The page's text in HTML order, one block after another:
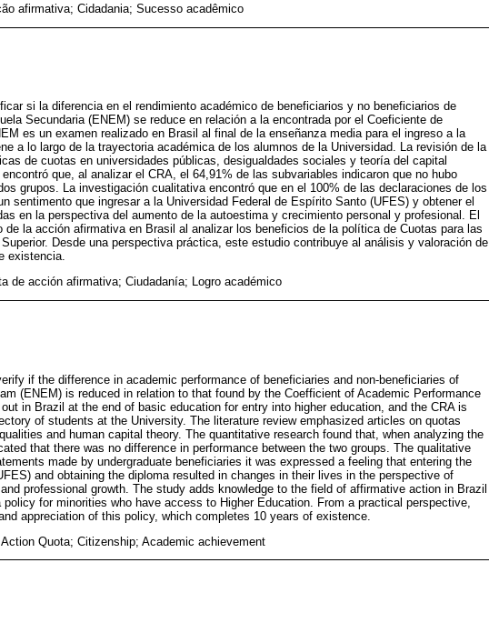
afirmativa; Cidadania; Sucesso acadêmico
si la diferencia en el rendimiento académico de beneficiarios y no beneficiarios de
Secundaria (ENEM) se reduce en relación a la encontrada por el Coeficiente de
es un examen realizado en Brasil al final de la enseñanza media para el ingreso a la
a lo largo de la trayectoria académica de los alumnos de la Universidad. La revisión de la
de cuotas en universidades públicas, desigualdades sociales y teoría del capital
que, al analizar el CRA, el 64,91% de las subvariables indicaron que no hubo
grupos. La investigación cualitativa encontró que en el 100% de las declaraciones de los
sentimento que ingresar a la Universidad Federal de Espírito Santo (UFES) y obtener el
en la perspectiva del aumento de la autoestima y crecimiento personal y profesional. El
de la acción afirmativa en Brasil al analizar los beneficios de la política de Cuotas para las
Desde una perspectiva práctica, este estudio contribuye al análisis y valoración de
existencia.
de acción afirmativa; Ciudadanía; Logro académico
if the difference in academic performance of beneficiaries and non-beneficiaries of
(ENEM) is reduced in relation to that found by the Coefficient of Academic Performance
in Brazil at the end of basic education for entry into higher education, and the CRA is
of students at the University. The literature review emphasized articles on quotas
and human capital theory. The quantitative research found that, when analyzing the
that there was no difference in performance between the two groups. The qualitative
made by undergraduate beneficiaries it was expressed a feeling that entering the
and obtaining the diploma resulted in changes in their lives in the perspective of
professional growth. The study adds knowledge to the field of affirmative action in Brazil
for minorities who have access to Higher Education. From a practical perspective,
appreciation of this policy, which completes 10 years of existence.
Quota; Citizenship; Academic achievement